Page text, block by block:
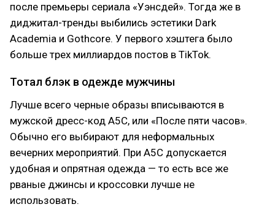
после премьеры сериала «Уэнсдей». Тогда же в
диджитал-тренды выбились эстетики Dark
Academia и Gothcore. У первого хэштега было
больше трех миллиардов постов в TikTok.
Тотал блэк в одежде мужчины
Лучше всего черные образы вписываются в
мужской дресс-код A5C, или «После пяти часов».
Обычно его выбирают для неформальных
вечерних мероприятий. При A5C допускается
удобная и опрятная одежда — то есть все же
рваные джинсы и кроссовки лучше не
использовать.